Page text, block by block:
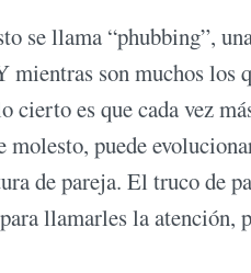
se llama “phubbing”,
son muchos los
cierto es que cada vez
molesto, puede
de pareja. El truco de
llamarles la